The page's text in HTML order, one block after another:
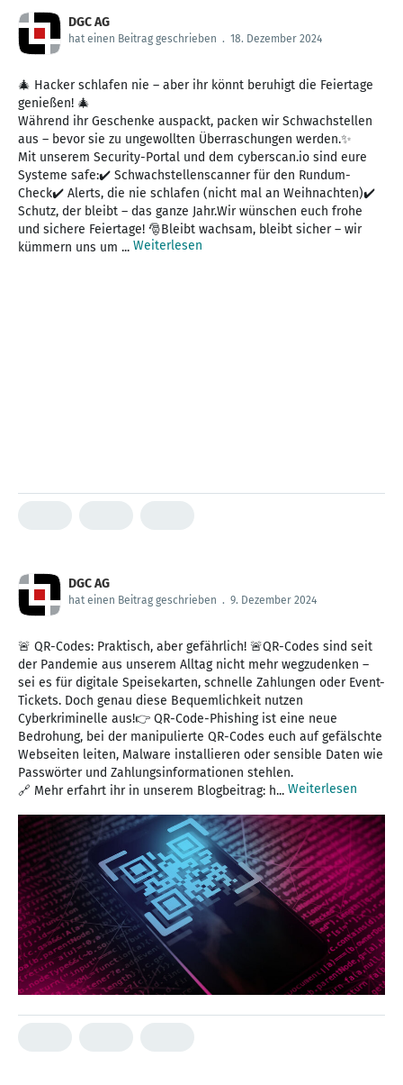
DGC AG
hat einen Beitrag geschrieben . 18. Dezember 2024
🎄 Hacker schlafen nie – aber ihr könnt beruhigt die Feiertage
genießen! 🎄
Während ihr Geschenke auspackt, packen wir Schwachstellen
aus – bevor sie zu ungewollten Überraschungen werden.✨
Mit unserem Security-Portal und dem cyberscan.io sind eure
Systeme safe:✔️ Schwachstellenscanner für den Rundum-
Check✔️ Alerts, die nie schlafen (nicht mal an Weihnachten)✔️
Schutz, der bleibt – das ganze Jahr.Wir wünschen euch frohe
und sichere Feiertage! 🎅Bleibt wachsam, bleibt sicher – wir
kümmern uns um ... Weiterlesen
DGC AG
hat einen Beitrag geschrieben . 9. Dezember 2024
🚨 QR-Codes: Praktisch, aber gefährlich! 🚨QR-Codes sind seit
der Pandemie aus unserem Alltag nicht mehr wegzudenken –
sei es für digitale Speisekarten, schnelle Zahlungen oder Event-
Tickets. Doch genau diese Bequemlichkeit nutzen
Cyberkriminelle aus!👉 QR-Code-Phishing ist eine neue
Bedrohung, bei der manipulierte QR-Codes euch auf gefälschte
Webseiten leiten, Malware installieren oder sensible Daten wie
Passwörter und Zahlungsinformationen stehlen.
🔗 Mehr erfahrt ihr in unserem Blogbeitrag: h... Weiterlesen